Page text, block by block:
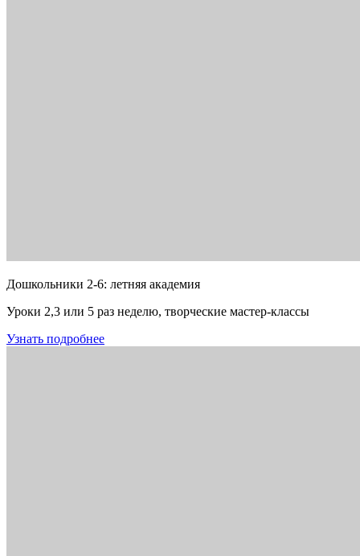
Дошкольники 2-6: летняя академия
Уроки 2,3 или 5 раз неделю, творческие мастер-классы
Узнать подробнее